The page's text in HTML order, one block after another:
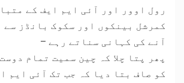
رول اوور اور آئی ایم ایف کے
کمرشل بینکوں اور سکوک بانڈز سے
آنے کی کہانی سناتے رہے –
پھر پتا چلا کہ چین سمیت تمام
کو صاف بتا دیا کہ جب تک آئی ایم